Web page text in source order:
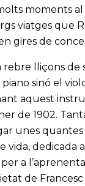
moments
viatges que
gires de
lliçons de
sinó el
aquest
de 1902.
unes
vida, dedicada
a
de